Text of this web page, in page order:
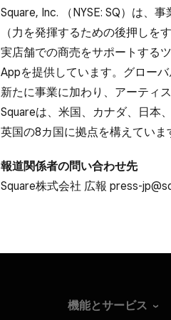
Square, Inc. ​（NYSE: SQ）は、​
（力を​発揮する​ための​後押しを​
実店舗での​商売を​サポートする​
Appを​提供しています。​グロー
新たに​事業に​加わり、​アーティ
Squareは、​米国、​カナダ、​日本
英国の​8カ国に​拠点を​構えていま
報道関係者の​問い​合わせ先
Square株式会社 ​広報 press-
機能とサービス